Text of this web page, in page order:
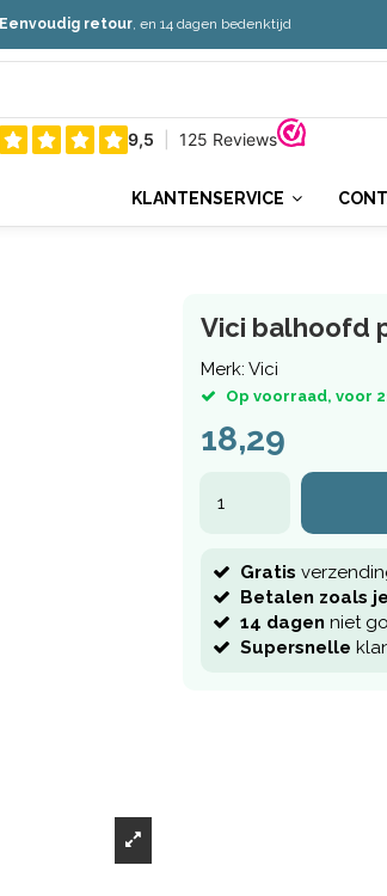
Eenvoudig retour, en 14 dagen bedenktijd
KLANTENSERVICE
Vici balhoofd
Merk: Vici
Op voorraad, voor
18,29
Gratis
Betalen zoals
14 dagen niet
Supersnelle